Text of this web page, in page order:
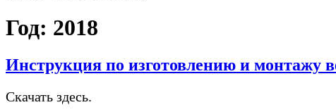
Год: 2018
Инструкция по изготовлению и монтажу
Скачать здесь.